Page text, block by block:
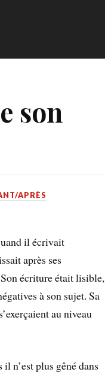
son
APRÈS
il écrivait
après ses
écriture était lisible,
à son sujet. Sa
au niveau
n’est plus gêné dans